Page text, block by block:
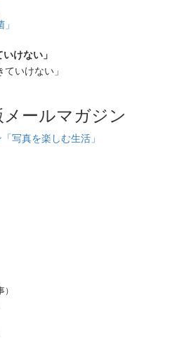
けない」
ールマガジン
写真を楽しむ生活」